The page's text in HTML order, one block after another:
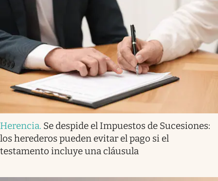
Herencia. Se despide el Impuestos de Sucesiones:
los herederos pueden evitar el pago si el
testamento incluye una cláusula